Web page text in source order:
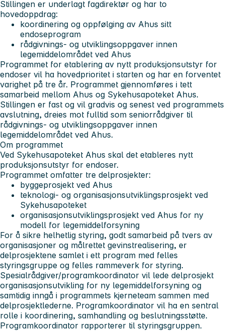
Stillingen er underlagt fagdirektør og har to
hovedoppdrag:
koordinering og oppfølging av Ahus sitt
endoseprogram
rådgivnings- og utviklingsoppgaver innen
legemiddelområdet ved Ahus
Programmet for etablering av nytt produksjonsutstyr for
endoser vil ha hovedprioritet i starten og har en forventet
varighet på tre år. Programmet gjennomføres i tett
samarbeid mellom Ahus og Sykehusapoteket Ahus.
Stillingen er fast og vil gradvis og senest ved programmets
avslutning, dreies mot fulltid som seniorrådgiver til
rådgivnings- og utviklingsoppgaver innen
legemiddelområdet ved Ahus.
Om programmet
Ved Sykehusapoteket Ahus skal det etableres nytt
produksjonsutstyr for endoser.
Programmet omfatter tre delprosjekter:
byggeprosjekt ved Ahus
teknologi- og organisasjonsutviklingsprosjekt ved
Sykehusapoteket
organisasjonsutviklingsprosjekt ved Ahus for ny
modell for legemiddelforsyning
For å sikre helhetlig styring, godt samarbeid på tvers av
organisasjoner og målrettet gevinstrealisering, er
delprosjektene samlet i ett program med felles
styringsgruppe og felles rammeverk for styring.
Spesialrådgiver/programkoordinator vil lede delprosjekt
organisasjonsutvikling for ny legemiddelforsyning og
samtidig inngå i programmets kjerneteam sammen med
delprosjektlederne. Programkoordinator vil ha en sentral
rolle i koordinering, samhandling og beslutningsstøtte.
Programkoordinator rapporterer til styringsgruppen.